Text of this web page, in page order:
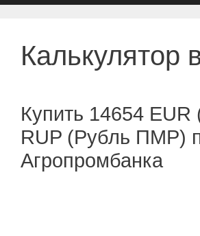
Калькулятор
Купить 14654 EUR
RUP (Рубль ПМР)
Агропромбанка